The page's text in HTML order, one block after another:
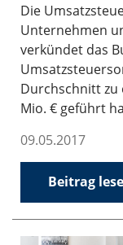
Die
Unternehmen
verkündet das
Durchschnitt zu
Mio. € geführt
09.05.2017
Beitrag